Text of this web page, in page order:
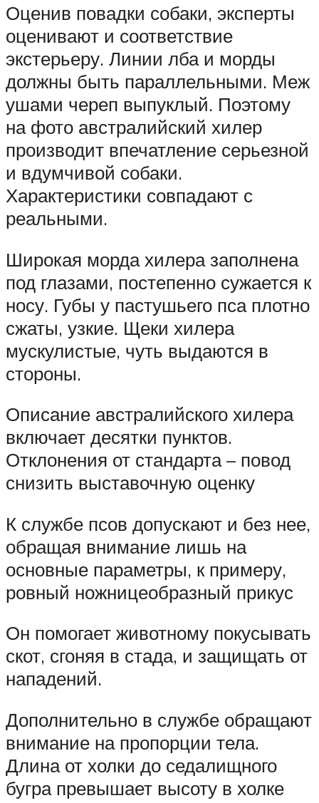
Оценив повадки собаки, эксперты
оценивают и соответствие
экстерьеру. Линии лба и морды
должны быть параллельными. Меж
ушами череп выпуклый. Поэтому
на фото австралийский хилер
производит впечатление серьезной
и вдумчивой собаки.
Характеристики совпадают с
реальными.
Широкая морда хилера заполнена
под глазами, постепенно сужается к
носу. Губы у пастушьего пса плотно
сжаты, узкие. Щеки хилера
мускулистые, чуть выдаются в
стороны.
Описание австралийского хилера
включает десятки пунктов.
Отклонения от стандарта – повод
снизить выставочную оценку
К службе псов допускают и без нее,
обращая внимание лишь на
основные параметры, к примеру,
ровный ножницеобразный прикус
Он помогает животному покусывать
скот, сгоняя в стада, и защищать от
нападений.
Дополнительно в службе обращают
внимание на пропорции тела.
Длина от холки до седалищного
бугра превышает высоту в холке